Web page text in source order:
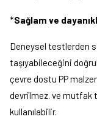
*Sağlam ve
Deneysel testlerden
taşıyabileceğini
çevre dostu PP
devrilmez. ve mutfak
kullanılabilir.